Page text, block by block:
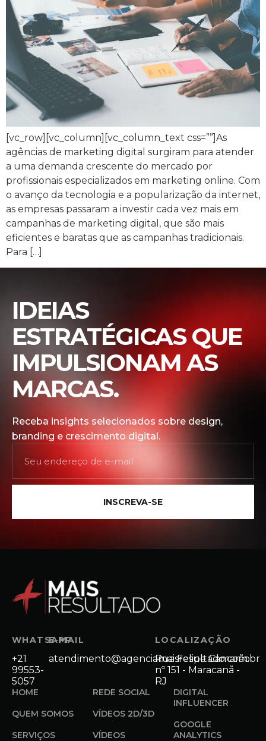
[vc_row][vc_column][vc_column_text css=””]As
agências de marketing digital surgiram para atender
a uma demanda crescente do mercado por
profissionais especializados em marketing online. Com
o avanço da tecnologia e a popularização da internet,
as empresas passaram a investir cada vez mais em
campanhas de marketing digital, que são mais
eficientes e baratas que as campanhas tradicionais.
Para […]
IDEIAS
ESTRATÉGICAS QUE
IMPULSIONAM AS
MARCAS.
Receba insights selecionados sobre design,
branding e crescimento digital.
INSCREVA-SE
WHATSAPP
+21
99553-
5057
E-MAIL
atendimento@agenciamaisresultado.com.br
LOCALIZAÇÃO
Rua Felipe Camarão
nº 151 - Maracanã -
RJ
HOME
QUEM SOMOS
SERVIÇOS
REDE SOCIAL
VÍDEOS 2D/3D
VÍDEOS
DIGITAL
INFLUENCER
GOOGLE
ANALYTICS